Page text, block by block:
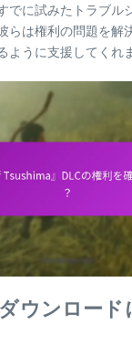
でに試みたトラブル
らは権利の問題を解
ように支援してくれ
ウンロー